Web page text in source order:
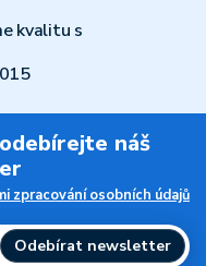
kvalitu s
náš
zpracování osobních údajů
Odebírat newsletter